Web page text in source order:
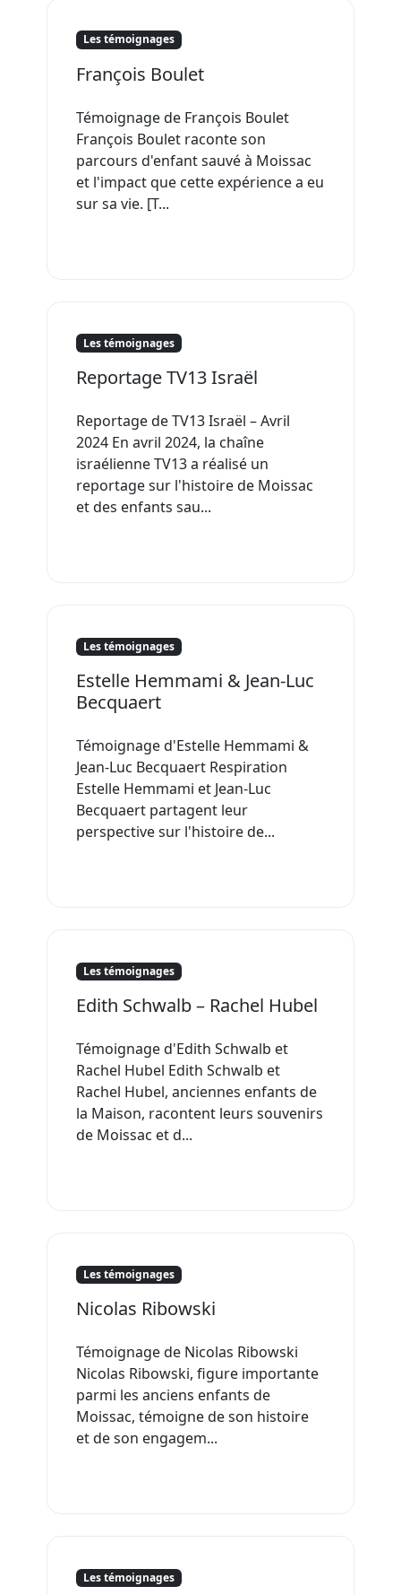
Les témoignages
François Boulet
Témoignage de François Boulet
François Boulet raconte son
parcours d'enfant sauvé à Moissac
et l'impact que cette expérience a eu
sur sa vie. [T...
Les témoignages
Reportage TV13 Israël
Reportage de TV13 Israël – Avril
2024 En avril 2024, la chaîne
israélienne TV13 a réalisé un
reportage sur l'histoire de Moissac
et des enfants sau...
Les témoignages
Estelle Hemmami & Jean-Luc
Becquaert
Témoignage d'Estelle Hemmami &
Jean-Luc Becquaert Respiration
Estelle Hemmami et Jean-Luc
Becquaert partagent leur
perspective sur l'histoire de...
Les témoignages
Edith Schwalb – Rachel Hubel
Témoignage d'Edith Schwalb et
Rachel Hubel Edith Schwalb et
Rachel Hubel, anciennes enfants de
la Maison, racontent leurs souvenirs
de Moissac et d...
Les témoignages
Nicolas Ribowski
Témoignage de Nicolas Ribowski
Nicolas Ribowski, figure importante
parmi les anciens enfants de
Moissac, témoigne de son histoire
et de son engagem...
Les témoignages